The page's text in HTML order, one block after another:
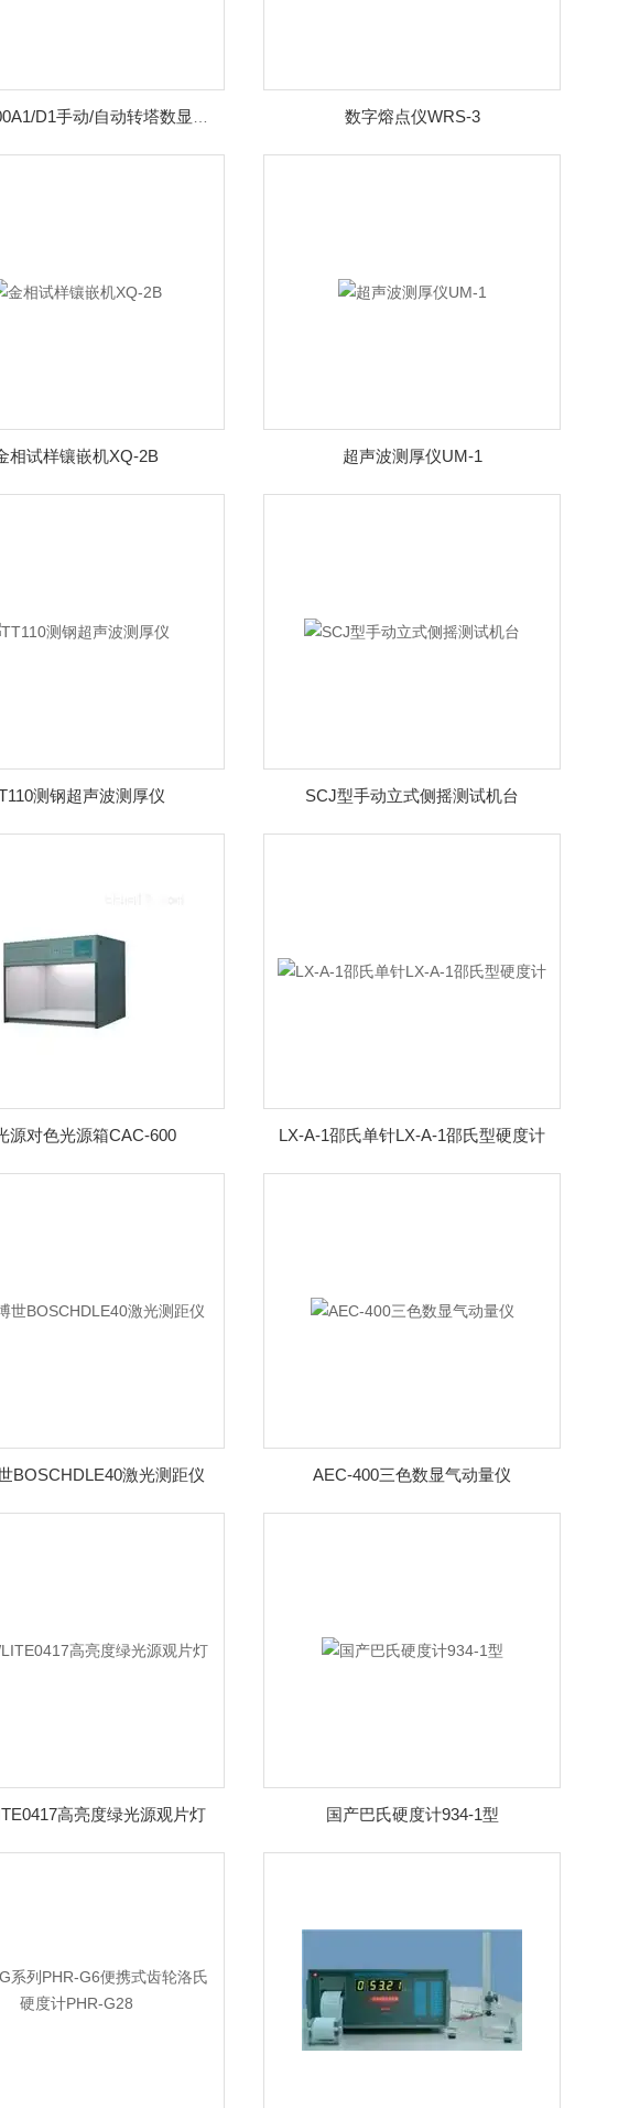
数字熔点仪WRS-3
相试样镶嵌机XQ-2B 超声波测厚仪UM-1
测钢超声波测厚仪 SCJ型手动立式侧摇测试机台
源对色光源箱CAC-600 LX-A-1邵氏单针LX-A-1邵氏型硬度计
BOSCHDLE40激光测距仪 AEC-400三色数显气动量仪
高亮度绿光源观片灯 国产巴氏硬度计934-1型